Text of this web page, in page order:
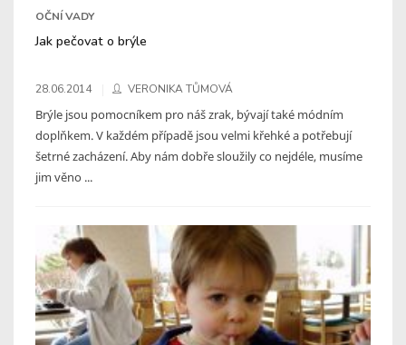
OČNÍ VADY
Jak pečovat o brýle
28.06.2014 VERONIKA TŮMOVÁ
Brýle jsou pomocníkem pro náš zrak, bývají také módním
doplňkem. V každém případě jsou velmi křehké a potřebují
šetrné zacházení. Aby nám dobře sloužily co nejdéle, musíme
jim věno ...